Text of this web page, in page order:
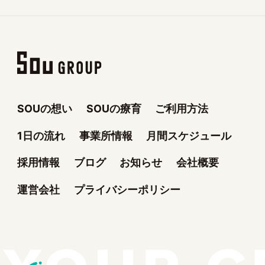
SOUの想い SOUの療育 ご利用方法
1日の流れ 事業所情報 月間スケジュール
採用情報 ブログ お知らせ 会社概要
運営会社 プライバシーポリシー